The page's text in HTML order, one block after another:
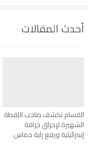
أحدث المقالات
القسام تكشف صاحب اللقطة
الشهيرة لإحراق جرافة
إسرائيلية ورفع راية حماس